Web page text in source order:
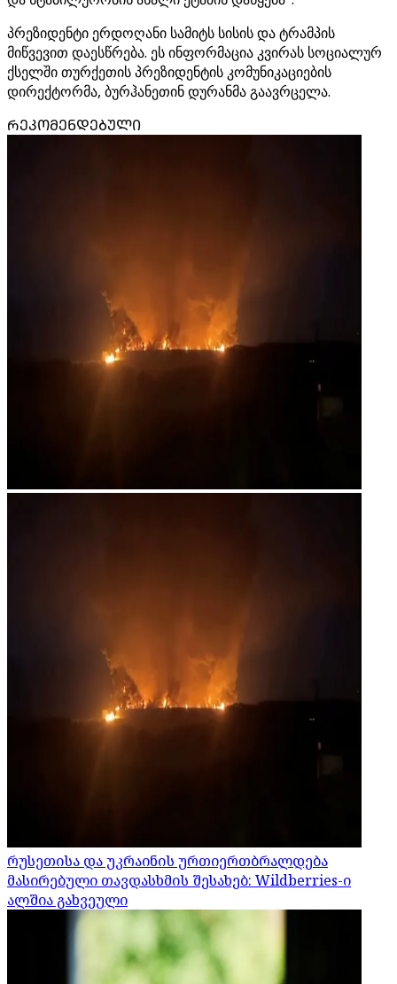
პრეზიდენტი ერდოღანი სამიტს სისის და ტრამპის
მიწვევით დაესწრება. ეს ინფორმაცია კვირას სოციალურ
ქსელში თურქეთის პრეზიდენტის კომუნიკაციების
დირექტორმა, ბურჰანეთინ დურანმა გაავრცელა.
ᲠᲔᲙᲝᲛᲔᲜᲓᲔᲑᲣᲚᲘ
რუსეთისა და უკრაინის ურთიერთბრალდება
მასირებული თავდასხმის შესახებ: Wildberries-ი
ალშია გახვეული